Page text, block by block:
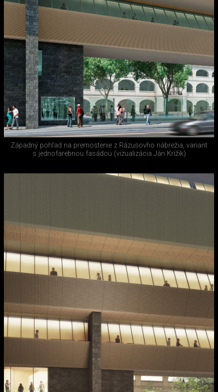
Západný pohľad na premostenie z Rázusovho nábrežia, variant
s jednofarebnou fasádou (vizualizácia Ján Krížik)